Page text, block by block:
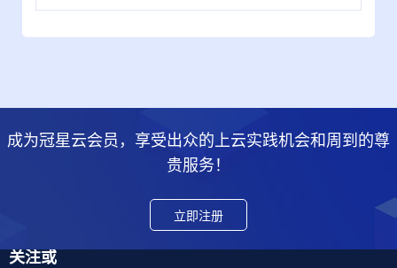
成为冠星云会员，享受出众的上云实践机会和周到的尊
贵服务！
立即注册
关注或